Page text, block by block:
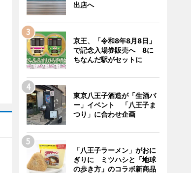
出店へ
京王、「令和8年8月8日」
で記念入場券販売へ 8に
ちなんだ駅がセットに
東京八王子酒造が「生酒バ
ー」イベント 「八王子ま
つり」に合わせ企画
「八王子ラーメン」がおに
ぎりに ミツハシと「地球
の歩き方」のコラボ新商品